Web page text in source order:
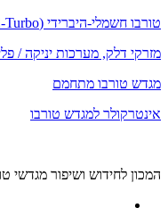
טורבו חשמלי-היברידי (E-Turbo)
מזרקי דלק, מערכות יניקה /
מגדש טורבו מתחמם
אינטרקולר למגדש טורבו
המכון לחידוש ושיפור מגדשי